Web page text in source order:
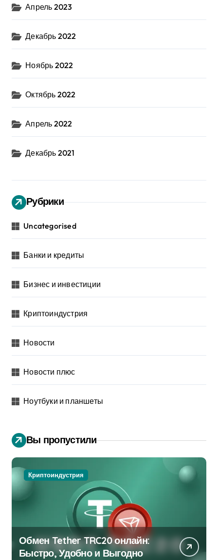
Апрель 2023
Декабрь 2022
Ноябрь 2022
Октябрь 2022
Апрель 2022
Декабрь 2021
Рубрики
Uncategorised
Банки и кредиты
Бизнес и инвестиции
Криптоиндустрия
Новости
Новости плюс
Ноутбуки и планшеты
Вы пропустили
Криптоиндустрия
Обмен Tether TRC20 онлайн:
Быстро, Удобно и Выгодно